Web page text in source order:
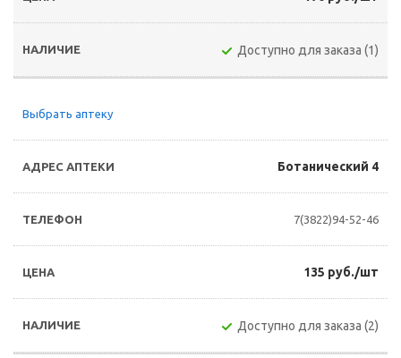
Доступно для заказа (1)
Выбрать аптеку
Ботанический 4
7(3822)94-52-46
135 руб./шт
Доступно для заказа (2)